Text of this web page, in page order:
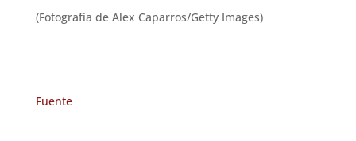
(Fotografía de Alex Caparros/Getty Images)
Fuente